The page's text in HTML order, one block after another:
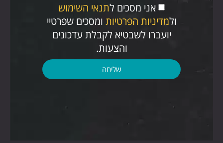
אני מסכים לתנאי השימוש
ולמדיניות הפרטיות ומסכים שפרטיי
יועברו לשבטיא לקבלת עדכונים
והצעות.
שליחה